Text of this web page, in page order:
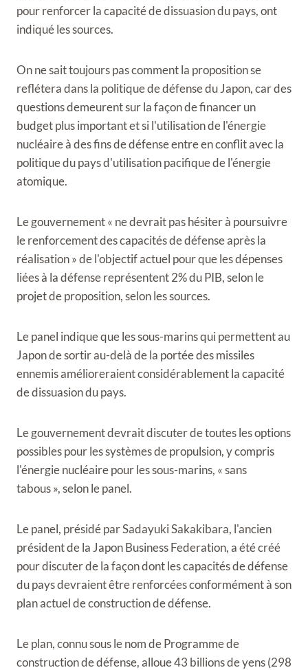
pour renforcer la capacité de dissuasion du pays, ont
indiqué les sources.
On ne sait toujours pas comment la proposition se
reflétera dans la politique de défense du Japon, car des
questions demeurent sur la façon de financer un
budget plus important et si l'utilisation de l'énergie
nucléaire à des fins de défense entre en conflit avec la
politique du pays d'utilisation pacifique de l'énergie
atomique.
Le gouvernement « ne devrait pas hésiter à poursuivre
le renforcement des capacités de défense après la
réalisation » de l'objectif actuel pour que les dépenses
liées à la défense représentent 2% du PIB, selon le
projet de proposition, selon les sources.
Le panel indique que les sous-marins qui permettent au
Japon de sortir au-delà de la portée des missiles
ennemis amélioreraient considérablement la capacité
de dissuasion du pays.
Le gouvernement devrait discuter de toutes les options
possibles pour les systèmes de propulsion, y compris
l'énergie nucléaire pour les sous-marins, « sans
tabous », selon le panel.
Le panel, présidé par Sadayuki Sakakibara, l'ancien
président de la Japon Business Federation, a été créé
pour discuter de la façon dont les capacités de défense
du pays devraient être renforcées conformément à son
plan actuel de construction de défense.
Le plan, connu sous le nom de Programme de
construction de défense, alloue 43 billions de yens (298